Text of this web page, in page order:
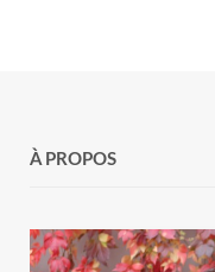
À PROPOS